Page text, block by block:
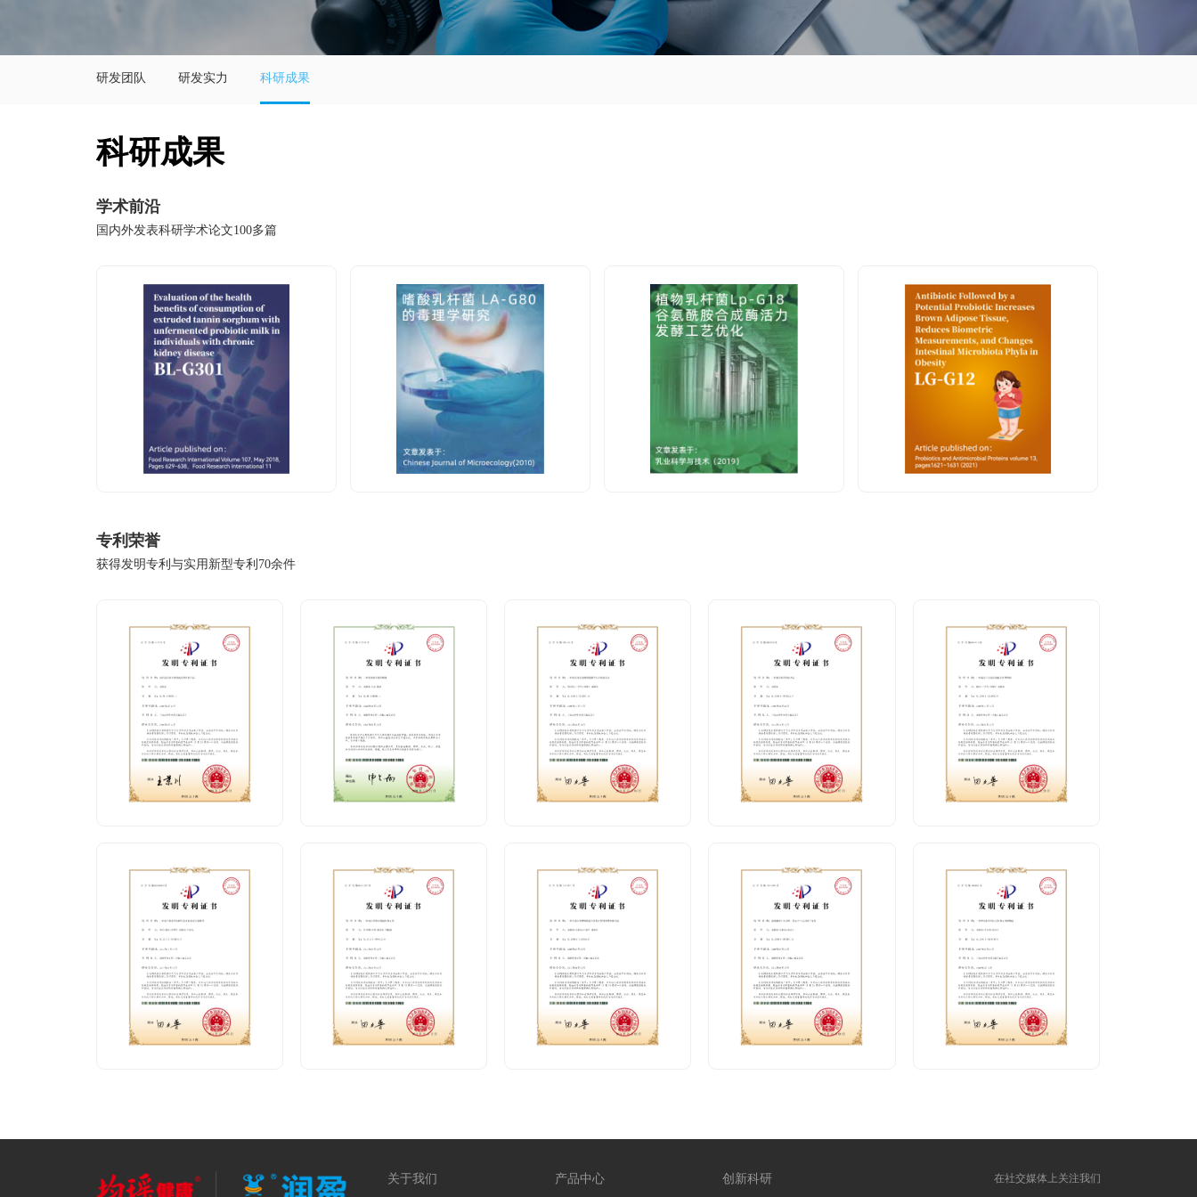
研发团队 研发实力 科研成果
科研成果
学术前沿
国内外发表科研学术论文100多篇
专利荣誉
获得发明专利与实用新型专利70余件
关于我们 产品中心 创新科研 在社交媒体上关注我们